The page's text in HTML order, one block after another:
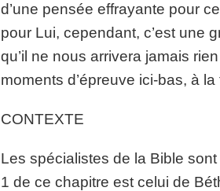
d’une pensée effrayante pour
pour Lui, cependant, c’est une
qu’il ne nous arrivera jamais
moments d’épreuve ici-bas, à
CONTEXTE
Les spécialistes de la Bible
1 de ce chapitre est celui de